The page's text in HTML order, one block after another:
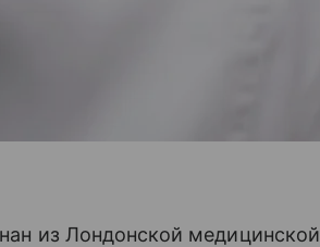
из Лондонской медицинской